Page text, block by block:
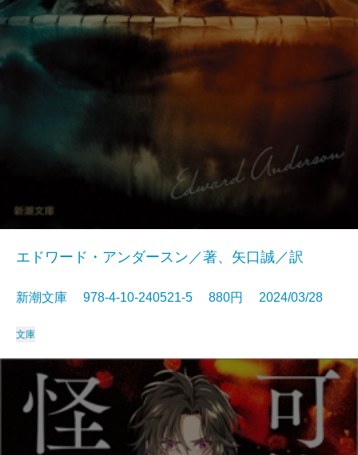
エドワード・アンダースン／著、矢口誠／訳
新潮文庫 978-4-10-240521-5 880円 2024/03/28
文庫